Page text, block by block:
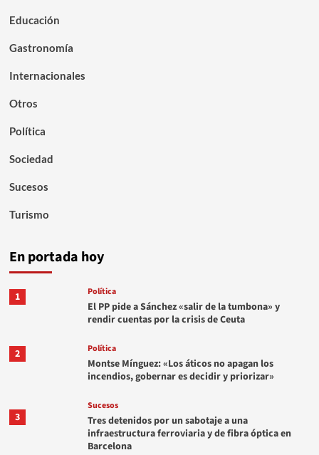
Educación
Gastronomía
Internacionales
Otros
Política
Sociedad
Sucesos
Turismo
En portada hoy
1 Política
El PP pide a Sánchez «salir de la tumbona» y
rendir cuentas por la crisis de Ceuta
2 Política
Montse Mínguez: «Los áticos no apagan los
incendios, gobernar es decidir y priorizar»
3
Sucesos
Tres detenidos por un sabotaje a una
infraestructura ferroviaria y de fibra óptica en
Barcelona